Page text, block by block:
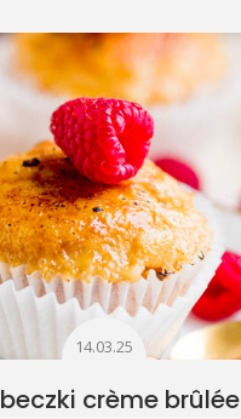
14.03.25
crème brûlée